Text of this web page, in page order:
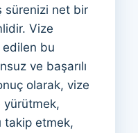
sürenizi net bir
Vize
bu
ve başarılı
olarak, vize
yürütmek,
takip etmek,